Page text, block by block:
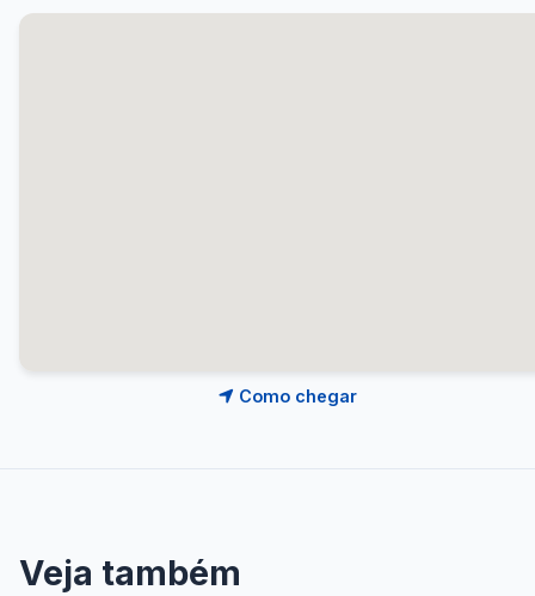
Como chegar
Veja também